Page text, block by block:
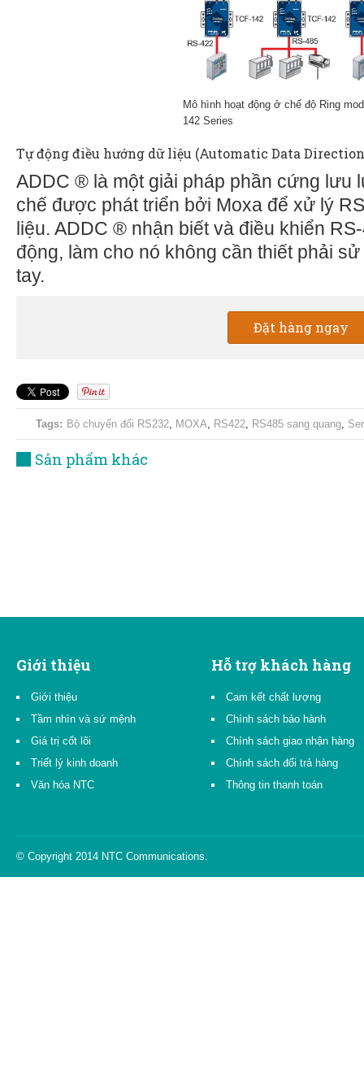
Mô hình hoạt động ở chế độ Ring
142 Series
Tự động điều hướng dữ liệu (Automatic Data
ADDC ® là một giải pháp phần cứng lưu
chế được phát triển bởi Moxa để xử lý
liệu. ADDC ® nhận biết và điều khiển
động, làm cho nó không cần thiết phải
tay.
Đặt hàng ngay
Tags: Bộ chuyển đổi RS232, MOXA, RS422, RS485 sang quang,
Sản phẩm khác
Giới thiệu
Giới thiệu
Tầm nhìn và sứ mệnh
Giá trị cốt lõi
Triết lý kinh doanh
Văn hóa NTC
Hỗ trợ khách hàng
Cam kết chất lượng
Chính sách bảo hành
Chính sách giao nhận hàng
Chính sách đổi trả hàng
Thông tin thanh toán
© Copyright 2014 NTC Communications.